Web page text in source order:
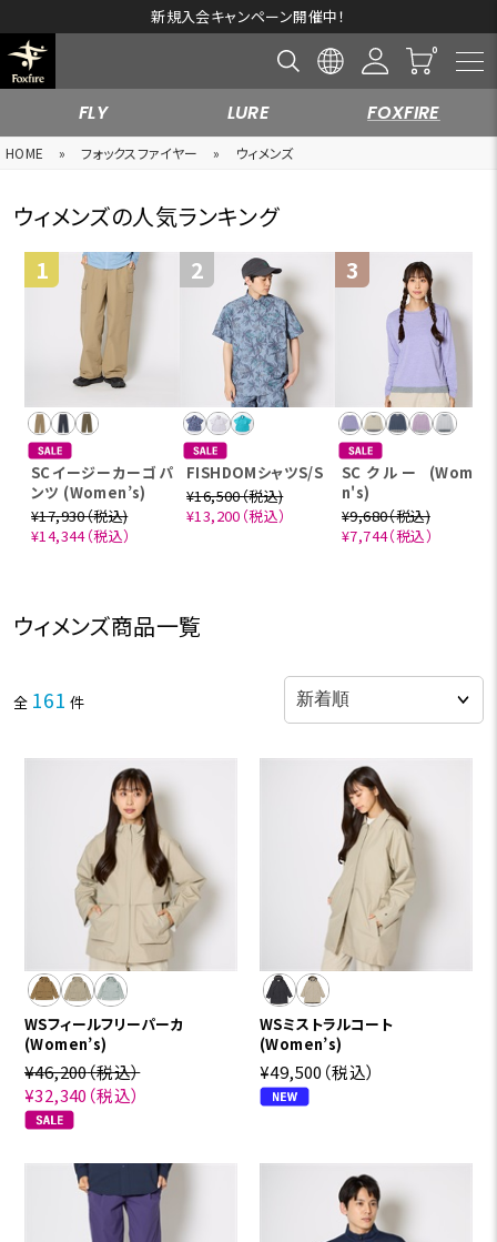
新規入会キャンペーン開催中！
FLY LURE FOXFIRE
HOME » フォックスファイヤー » ウィメンズ
ウィメンズの人気ランキング
SCイージーカーゴパ
ンツ (Women’s)
¥17,930（税込)
¥14,344（税込）
FISHDOMシャツS/S
¥16,500（税込)
¥13,200（税込）
SCクルー (Wome
n's)
¥9,680（税込)
¥7,744（税込）
ウィメンズ商品一覧
全 161 件
WSフィールフリーパーカ
(Women’s)
¥46,200（税込）
¥32,340 （税込）
WSミストラルコート
(Women’s)
¥49,500 （税込）